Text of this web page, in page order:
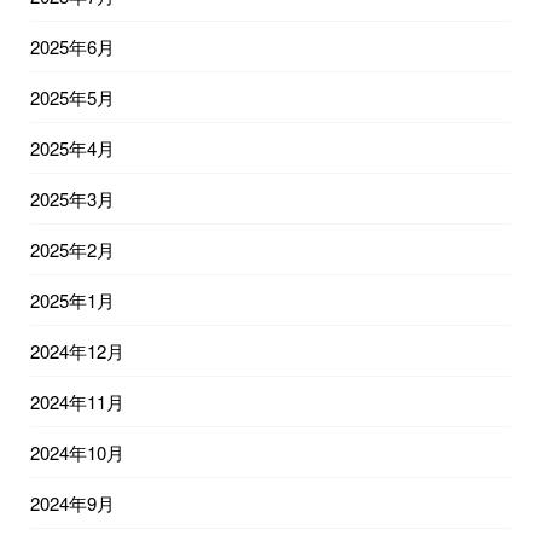
2025年6月
2025年5月
2025年4月
2025年3月
2025年2月
2025年1月
2024年12月
2024年11月
2024年10月
2024年9月